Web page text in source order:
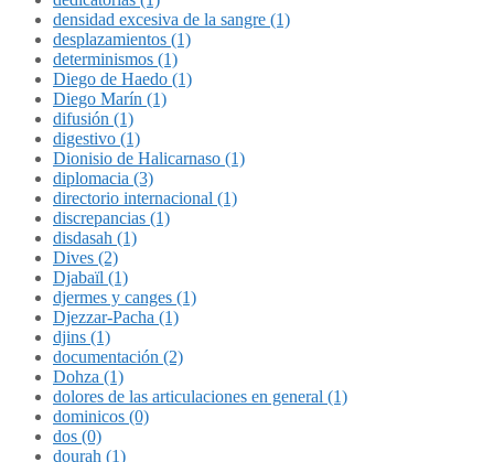
densidad excesiva de la sangre (1)
desplazamientos (1)
determinismos (1)
Diego de Haedo (1)
Diego Marín (1)
difusión (1)
digestivo (1)
Dionisio de Halicarnaso (1)
diplomacia (3)
directorio internacional (1)
discrepancias (1)
disdasah (1)
Dives (2)
Djabaïl (1)
djermes y canges (1)
Djezzar-Pacha (1)
djins (1)
documentación (2)
Dohza (1)
dolores de las articulaciones en general (1)
dominicos (0)
dos (0)
dourah (1)